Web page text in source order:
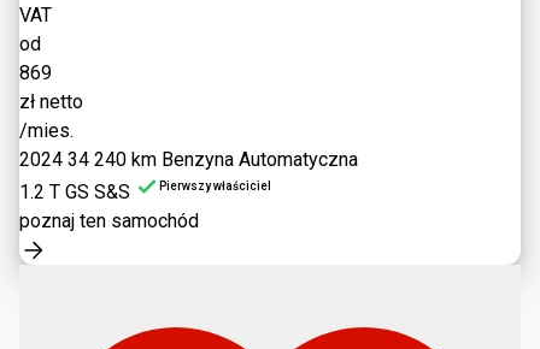
VAT
od
869
zł netto
/mies.
2024 34 240 km Benzyna Automatyczna
1.2 T GS S&S
Pierwszy właściciel
poznaj ten samochód